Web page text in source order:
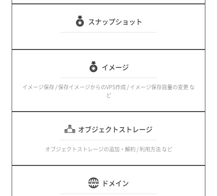
スナップショット
イメージ
イメージ保存 / 保存イメージからのVPS作成 / イメージ保存容量の変更 な
ど
オブジェクトストレージ
オブジェクトストレージの追加・解約 / 利用方法 など
ドメイン